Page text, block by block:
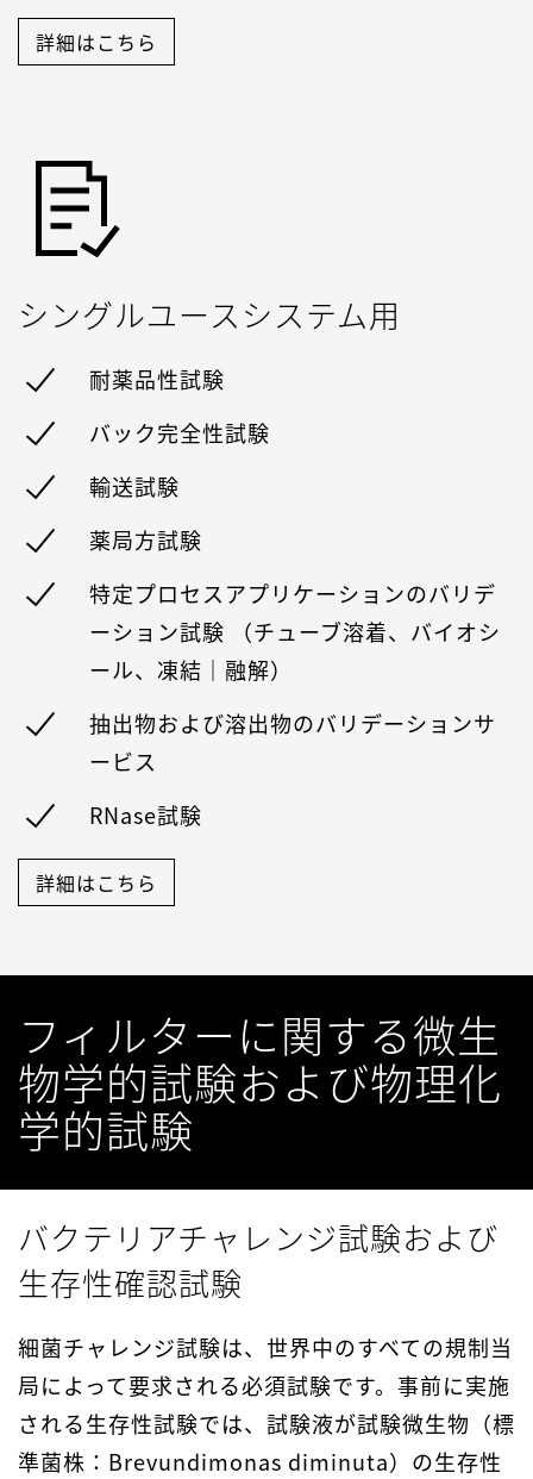
詳細はこちら
シングルユースシステム用
耐薬品性試験
バック完全性試験
輸送試験
薬局方試験
特定プロセスアプリケーションのバリデ
ーション試験 （チューブ溶着、バイオシ
ール、凍結｜融解）
抽出物および溶出物のバリデーションサ
ービス
RNase試験
詳細はこちら
フィルターに関する微生
物学的試験および物理化
学的試験
バクテリアチャレンジ試験および
生存性確認試験
細菌チャレンジ試験は、世界中のすべての規制当
局によって要求される必須試験です。事前に実施
される生存性試験では、試験液が試験微生物（標
準菌株：Brevundimonas diminuta）の生存性